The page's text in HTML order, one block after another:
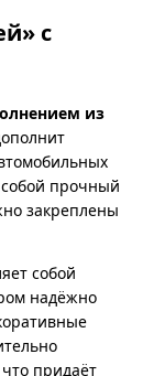
с
из
собой прочный
закреплены
собой
надёжно
придаёт